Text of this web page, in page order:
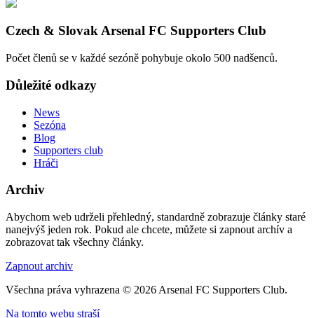
Czech & Slovak Arsenal FC Supporters Club
Počet členů se v každé sezóně pohybuje okolo 500 nadšenců.
Důležité odkazy
News
Sezóna
Blog
Supporters club
Hráči
Archiv
Abychom web udrželi přehledný, standardně zobrazuje články staré
nanejvýš jeden rok. Pokud ale chcete, můžete si zapnout archív a
zobrazovat tak všechny články.
Zapnout archiv
Všechna práva vyhrazena © 2026 Arsenal FC Supporters Club.
Na tomto webu straší